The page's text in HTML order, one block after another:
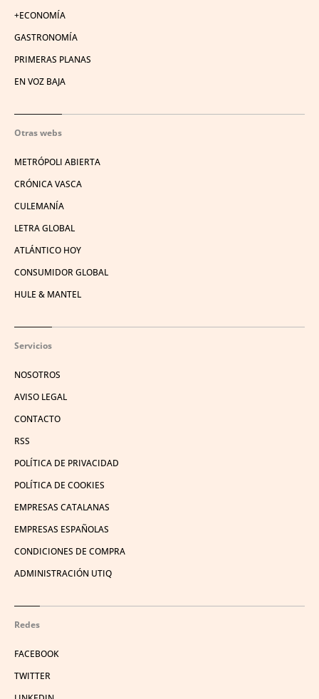
+ECONOMÍA
GASTRONOMÍA
PRIMERAS PLANAS
EN VOZ BAJA
Otras webs
METRÓPOLI ABIERTA
CRÓNICA VASCA
CULEMANÍA
LETRA GLOBAL
ATLÁNTICO HOY
CONSUMIDOR GLOBAL
HULE & MANTEL
Servicios
NOSOTROS
AVISO LEGAL
CONTACTO
RSS
POLÍTICA DE PRIVACIDAD
POLÍTICA DE COOKIES
EMPRESAS CATALANAS
EMPRESAS ESPAÑOLAS
CONDICIONES DE COMPRA
ADMINISTRACIÓN UTIQ
Redes
FACEBOOK
TWITTER